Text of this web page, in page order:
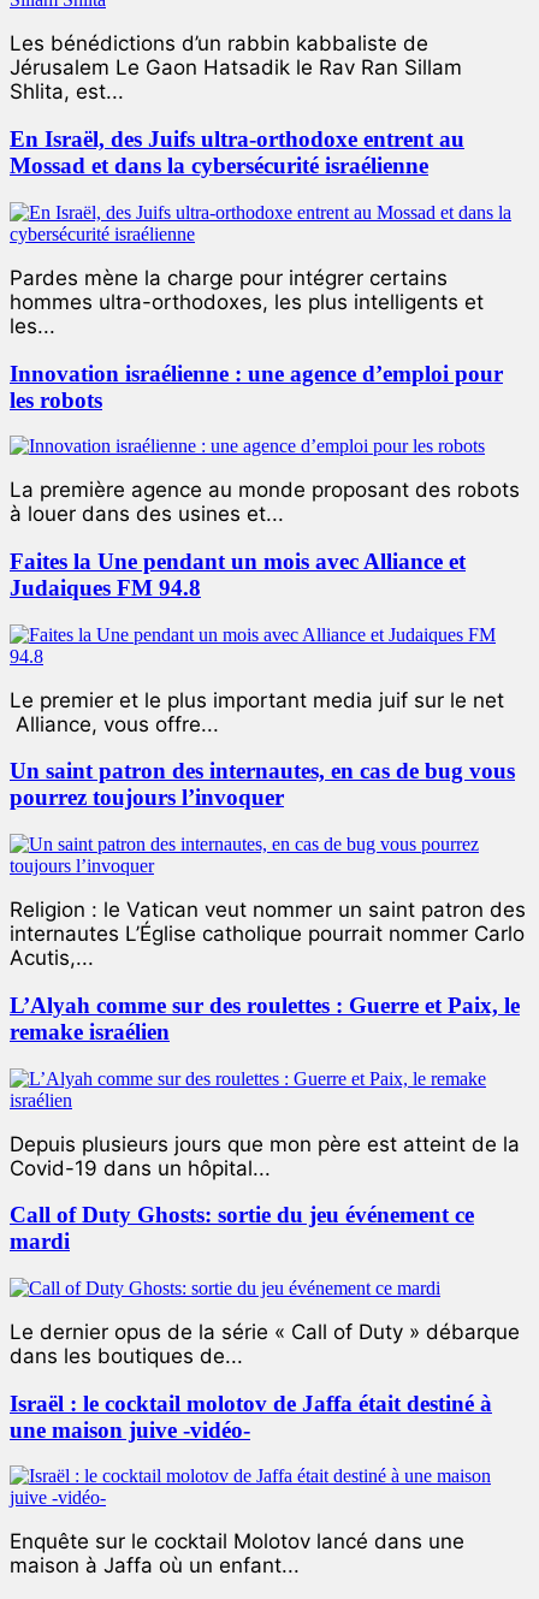
Les bénédictions d’un rabbin kabbaliste de
Jérusalem Le Gaon Hatsadik le Rav Ran Sillam
Shlita, est...
En Israël, des Juifs ultra-orthodoxe entrent au
Mossad et dans la cybersécurité israélienne
Pardes mène la charge pour intégrer certains
hommes ultra-orthodoxes, les plus intelligents et
les...
Innovation israélienne : une agence d’emploi pour
les robots
La première agence au monde proposant des robots
à louer dans des usines et...
Faites la Une pendant un mois avec Alliance et
Judaiques FM 94.8
Le premier et le plus important media juif sur le net
Alliance, vous offre...
Un saint patron des internautes, en cas de bug vous
pourrez toujours l’invoquer
Religion : le Vatican veut nommer un saint patron des
internautes L’Église catholique pourrait nommer Carlo
Acutis,...
L’Alyah comme sur des roulettes : Guerre et Paix, le
remake israélien
Depuis plusieurs jours que mon père est atteint de la
Covid-19 dans un hôpital...
Call of Duty Ghosts: sortie du jeu événement ce
mardi
Le dernier opus de la série « Call of Duty » débarque
dans les boutiques de...
Israël : le cocktail molotov de Jaffa était destiné à
une maison juive -vidéo-
Enquête sur le cocktail Molotov lancé dans une
maison à Jaffa où un enfant...